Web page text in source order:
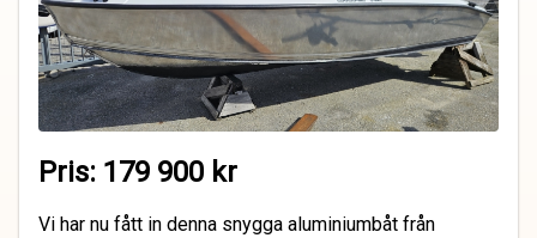
Pris: 179 900 kr
Vi har nu fått in denna snygga aluminiumbåt från